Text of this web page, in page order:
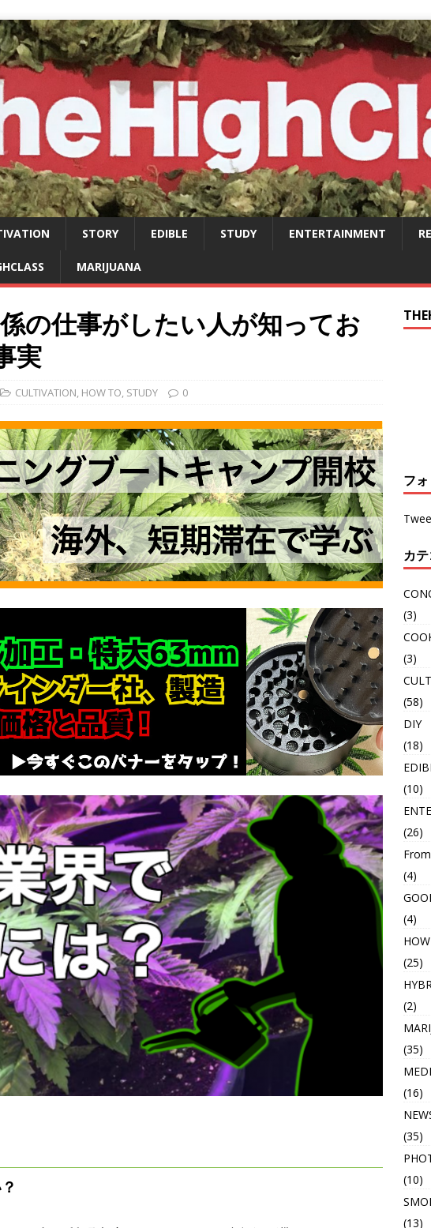
STORY EDIBLE STUDY ENTERTAINMENT
MARIJUANA
の仕事がしたい人が知ってお
実
CULTIVATION, HOW TO, STUDY 0
フ
カ
(3)
(3)
(58)
DIY
(18)
(10)
(26)
(4)
(4)
(25)
(2)
(35)
(16)
(35)
(10)
(13)